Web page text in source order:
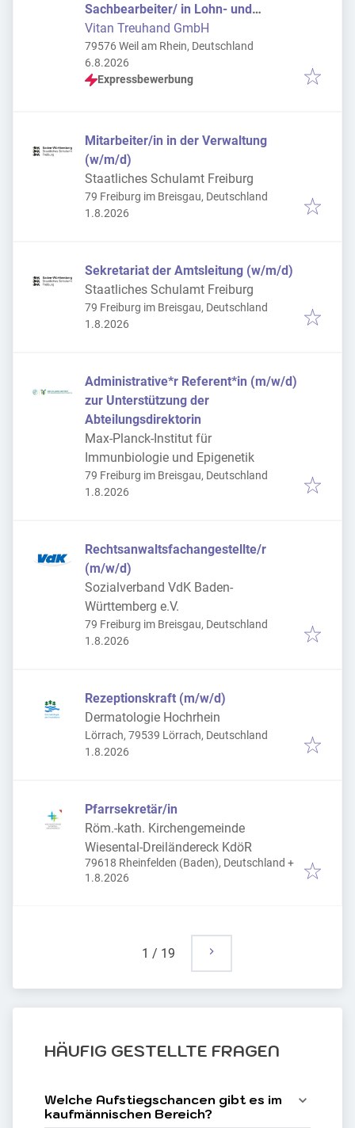
Sachbearbeiter/ in Lohn- und
Finanzbuchführung (m/w/d)
Vitan Treuhand GmbH
79576 Weil am Rhein, Deutschland
Veröffentlicht
6.8.2026
Expressbewerbung
Mitarbeiter/in in der Verwaltung
(w/m/d)
Staatliches Schulamt Freiburg
79 Freiburg im Breisgau, Deutschland
Veröffentlicht
1.8.2026
Sekretariat der Amtsleitung (w/m/d)
Staatliches Schulamt Freiburg
79 Freiburg im Breisgau, Deutschland
Veröffentlicht
1.8.2026
Administrative*r Referent*in (m/w/d)
zur Unterstützung der
Abteilungsdirektorin
Max-Planck-Institut für
Immunbiologie und Epigenetik
79 Freiburg im Breisgau, Deutschland
Veröffentlicht
1.8.2026
Rechtsanwaltsfachangestellte/r
(m/w/d)
Sozialverband VdK Baden-
Württemberg e.V.
79 Freiburg im Breisgau, Deutschland
Veröffentlicht
1.8.2026
Rezeptionskraft (m/w/d)
Dermatologie Hochrhein
Lörrach, 79539 Lörrach, Deutschland
Veröffentlicht
1.8.2026
Pfarrsekretär/in
Röm.-kath. Kirchengemeinde
Wiesental-Dreiländereck KdöR
79618 Rheinfelden (Baden), Deutschland +
Veröffentlicht
1.8.2026
1 / 19
HÄUFIG GESTELLTE FRAGEN
Welche Aufstiegschancen gibt es im
kaufmännischen Bereich?